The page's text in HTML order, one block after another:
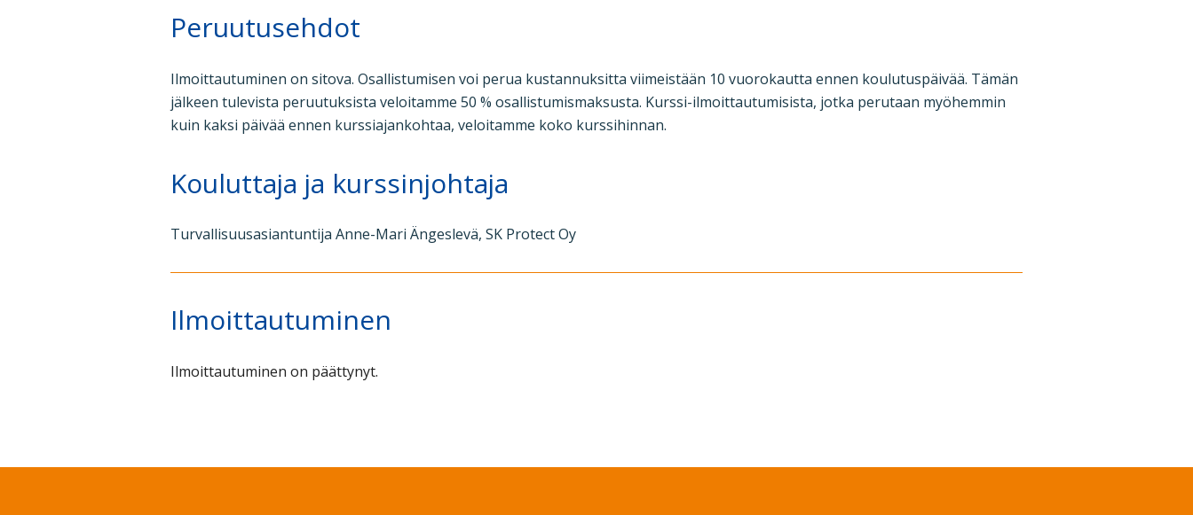
Peruutusehdot
Ilmoittautuminen on sitova. Osallistumisen voi perua kustannuksitta viimeistään 10 vuorokautta ennen koulutuspäivää. Tämän
jälkeen tulevista peruutuksista veloitamme 50 % osallistumismaksusta. Kurssi-ilmoittautumisista, jotka perutaan myöhemmin
kuin kaksi päivää ennen kurssiajankohtaa, veloitamme koko kurssihinnan.
Kouluttaja ja kurssinjohtaja
Turvallisuusasiantuntija Anne-Mari Ängeslevä, SK Protect Oy
Ilmoittautuminen
Ilmoittautuminen on päättynyt.